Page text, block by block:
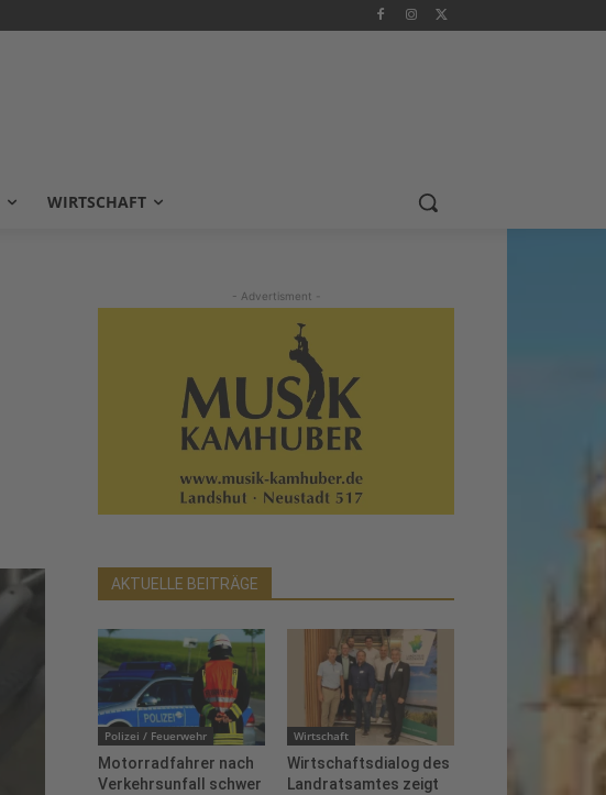
WIRTSCHAFT
- Advertisment -
AKTUELLE BEITRÄGE
Polizei / Feuerwehr
Motorradfahrer nach
Verkehrsunfall schwer
Wirtschaft
Wirtschaftsdialog des
Landratsamtes zeigt